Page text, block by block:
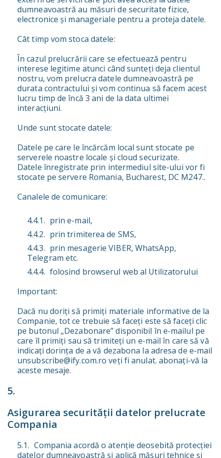
dumneavoastră au măsuri de securitate fizice,
electronice și manageriale pentru a proteja datele.
Cât timp vom stoca datele:
În cazul prelucrării care se efectuează pentru
interese legitime atunci când sunteți deja clientul
nostru, vom prelucra datele dumneavoastră pe
durata contractului și vom continua să facem acest
lucru timp de încă 3 ani de la data ultimei
interacțiuni.
Unde sunt stocate datele:
Datele pe care le încărcăm local sunt stocate pe
serverele noastre locale și cloud securizate.
Datele înregistrate prin intermediul site-ului vor fi
stocate pe servere Romania, Bucharest, DC M247..
Canalele de comunicare:
prin e-mail,
prin trimiterea de SMS,
prin mesagerie VIBER, WhatsApp,
Telegram etc.
folosind browserul web al Utilizatorului
Important:
Dacă nu doriți să primiți materiale informative de la
Companie, tot ce trebuie să faceți este să faceți clic
pe butonul „Dezabonare” disponibil în e-mailul pe
care îl primiți sau să trimiteți un e-mail în care să vă
indicați dorința de a vă dezabona la adresa de e-mail
unsubscribe@ify.com.ro veți fi anulat. abonați-vă la
aceste mesaje.
Asigurarea securității datelor prelucrate
Compania
Compania acordă o atenție deosebită protecției
datelor dumneavoastră și aplică măsuri tehnice și